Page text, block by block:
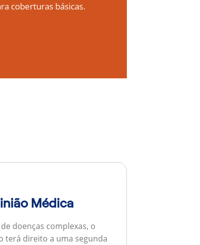
coberturas básicas.
Médica
doenças complexas, o
terá direito a uma segunda